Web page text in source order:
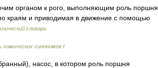
органом к рого, выполняющим роль поршня,
краям и приводимая в движение с помощью
словарь
химических синонимов I
насос, в котором роль поршня